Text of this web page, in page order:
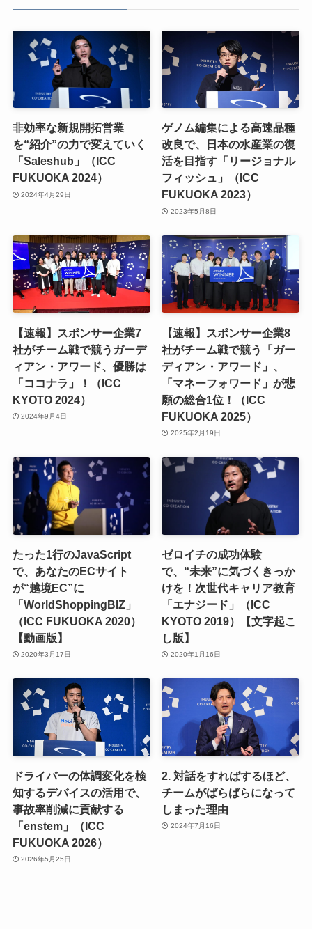
非効率な新規開拓営業
を“紹介”の力で変えていく
「Saleshub」（ICC
FUKUOKA 2024）
2024年4月29日
ゲノム編集による高速品種
改良で、日本の水産業の復
活を目指す「リージョナル
フィッシュ」（ICC
FUKUOKA 2023）
2023年5月8日
【速報】スポンサー企業7
社がチーム戦で競うガーデ
ィアン・アワード、優勝は
「ココナラ」！（ICC
KYOTO 2024）
2024年9月4日
【速報】スポンサー企業8
社がチーム戦で競う「ガー
ディアン・アワード」、
「マネーフォワード」が悲
願の総合1位！（ICC
FUKUOKA 2025）
2025年2月19日
たった1行のJavaScript
で、あなたのECサイト
が“越境EC”に
「WorldShoppingBIZ」
（ICC FUKUOKA 2020）
【動画版】
2020年3月17日
ゼロイチの成功体験
で、“未来”に気づくきっか
けを！次世代キャリア教育
「エナジード」（ICC
KYOTO 2019）【文字起こ
し版】
2020年1月16日
ドライバーの体調変化を検
知するデバイスの活用で、
事故率削減に貢献する
「enstem」（ICC
FUKUOKA 2026）
2026年5月25日
2. 対話をすればするほど、
チームがばらばらになって
しまった理由
2024年7月16日